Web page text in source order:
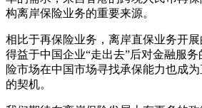
构离岸保险业务的重要来源。
相比于再保险业务，离岸直保业务开
得益于中国企业“走出去”后对金融服
险市场在中国市场寻找承保能力也成
的契机。